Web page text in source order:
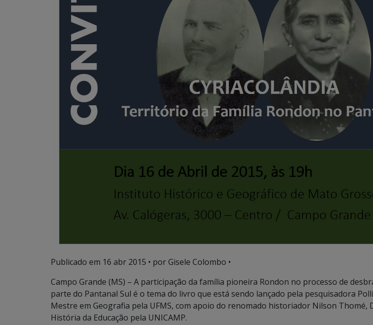
Publicado em 16 abr 2015 • por Gisele Colombo •
Campo Grande (MS) – A participação da família pioneira Rondon no processo de
parte do Pantanal Sul é o tema do livro que está sendo lançado pela pesquisadora
Mestre em Geografia pela UFMS, com apoio do renomado historiador Nilson Thomé,
História da Educação pela UNICAMP.